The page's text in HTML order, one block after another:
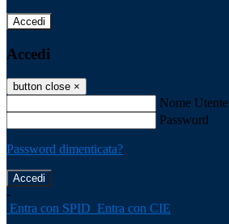
Accedi
Accedi
button close ×
Nome Utente
Password
Password dimenticata?
-
Entra con SPID Entra con CIE